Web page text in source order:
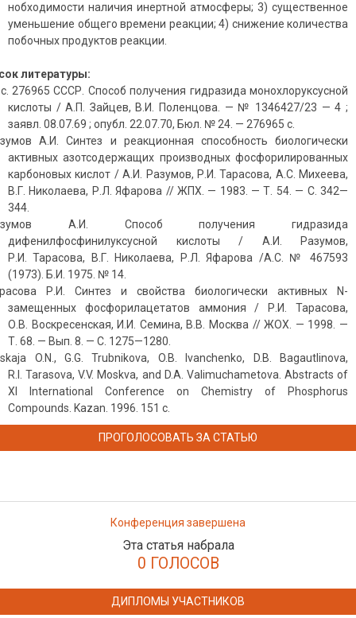
нобходимости наличия инертной атмосферы; 3) существенное
уменьшение общего времени реакции; 4) снижение количества
побочных продуктов реакции.
литературы:
276965 СССР. Способ получения гидразида монохлоруксусной
кислоты / А.П. Зайцев, В.И. Поленцова. — № 1346427/23 — 4 ;
заявл. 08.07.69 ; опубл. 22.07.70, Бюл. № 24. — 276965 с.
А.И. Синтез и реакционная способность биологически
активных азотсодержащих производных фосфорилированных
карбоновых кислот / А.И. Разумов, Р.И. Тарасова, А.С. Михеева,
В.Г. Николаева, Р.Л. Яфарова // ЖПХ. — 1983. — Т. 54. — С. 342—
344.
А.И. Способ получения гидразида
дифенилфосфинилуксусной кислоты / А.И. Разумов,
Р.И. Тарасова, В.Г. Николаева, Р.Л. Яфарова /А.С. № 467593
(1973). Б.И. 1975. № 14.
Р.И. Синтез и свойства биологически активных N-
замещенных фосфорилацетатов аммония / Р.И. Тарасова,
О.В. Воскресенская, И.И. Семина, В.В. Москва // ЖОХ. — 1998. —
Т. 68. — Вып. 8. — С. 1275—1280.
O.N., G.G. Trubnikova, O.B. Ivanchenko, D.B. Bagautlinova,
R.I. Tarasova, V.V. Moskva, and D.A. Valimuchametova. Abstracts of
XI International Conference on Chemistry of Phosphorus
Compounds. Kazan. 1996. 151 с.
ПРОГОЛОСОВАТЬ ЗА СТАТЬЮ
Конференция завершена
Эта статья набрала
0 ГОЛОСОВ
ДИПЛОМЫ УЧАСТНИКОВ